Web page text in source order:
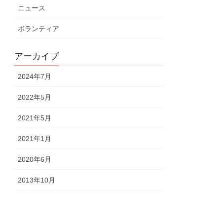
ニュース
ボランティア
アーカイブ
2024年7月
2022年5月
2021年5月
2021年1月
2020年6月
2013年10月